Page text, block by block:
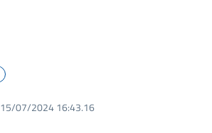
15/07/2024 16:43.16